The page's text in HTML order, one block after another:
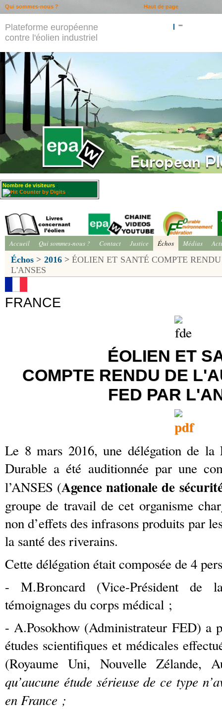
Plateforme européenne
contre l'éolien industriel
""
Nombre de visiteurs :
Accueil Qui sommes-nous ? Contact Justice Échos Médias
Échos > 2016 >ÉOLIEN ET SANTÉ COMPTE
L'ANSES
FRANCE
ÉOLIEN ET
COMPTE RENDU DE
FED PAR
Le 8 mars 2016, une délégation de la
Durable a été auditionnée par une
l’ANSES (Agence nationale de
groupe de travail de cet organisme
non d’effets des infrasons produits par
la santé des riverains.
Cette délégation était composée de 4
- M.Broncard (Vice-Président de
témoignages du corps médical ;
- A.Posokhow (Administrateur FED) a
études scientifiques et médicales
(Royaume Uni, Nouvelle Zélande,
qu’aucune étude sérieuse de ce type
en France ;
Haut de page
Qui sommes-nous ?